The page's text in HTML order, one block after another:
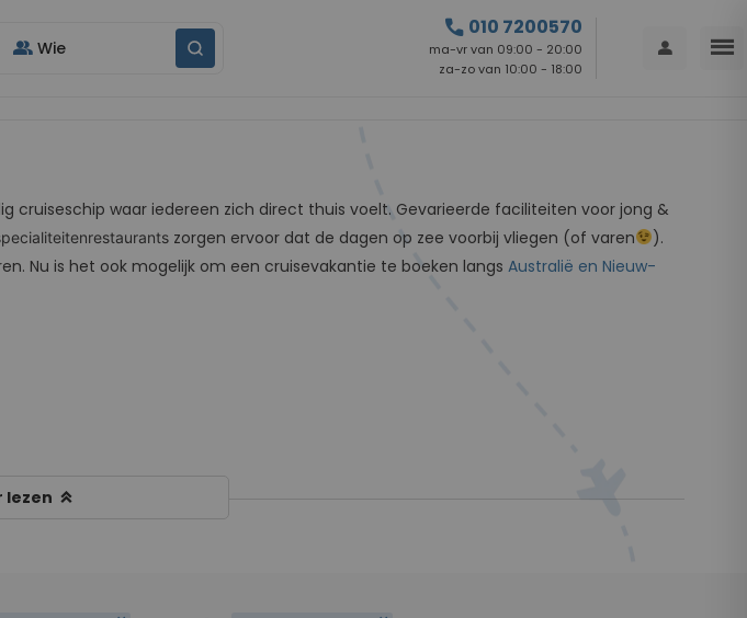
group Wie
call 010 7200570
ma-vr van 09:00 - 20:00
za-zo van 10:00 - 18:00
person menu
cruiseschip waar iedereen zich direct thuis voelt. Gevarieerde faciliteiten voor jong &
zorgen ervoor dat de dagen op zee voorbij vliegen (of varen
).
Nu is het ook mogelijk om een cruisevakantie te boeken langs Australië en Nieuw-
lezen keyboard_double_arrow_up